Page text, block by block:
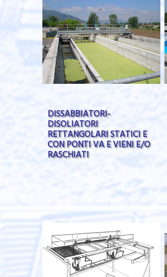
DISSABBIATORI-
DISOLIATORI
RETTANGOLARI STATICI E
CON PONTI VA E VIENI E/O
RASCHIATI